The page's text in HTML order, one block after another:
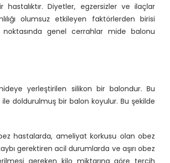
hastalıktır. Diyetler, egzersizler ve ilaçlar
olumsuz etkileyen faktörlerden birisi
genel cerrahlar mide balonu
yerleştirilen silikon bir balondur. Bu
doldurulmuş bir balon koyulur. Bu şekilde
hastalarda, ameliyat korkusu olan obez
gerektiren acil durumlarda ve aşırı obez